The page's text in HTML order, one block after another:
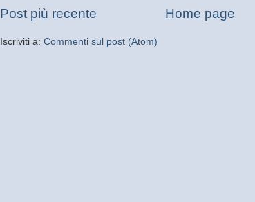
Post più recente Home page
Iscriviti a: Commenti sul post (Atom)